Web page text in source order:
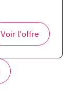
Voir l'offre